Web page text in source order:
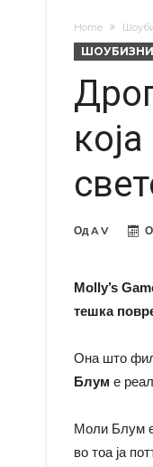
Home
ОдA V
Molly’s
тешка
Она што
Блум е
Моли Блум е
во тоа ја